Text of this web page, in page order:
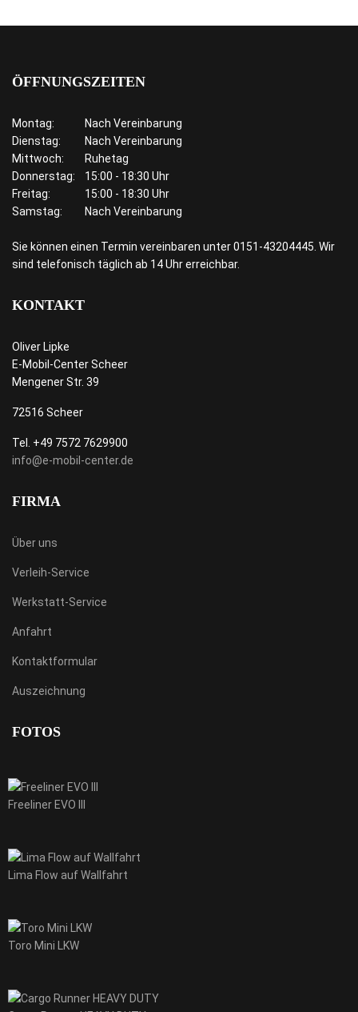
ÖFFNUNGSZEITEN
Montag:
Nach Vereinbarung
Dienstag:
Nach Vereinbarung
Mittwoch:
Ruhetag
Donnerstag: 15:00 - 18:30 Uhr
Freitag:
15:00 - 18:30 Uhr
Samstag:
Nach Vereinbarung
Sie können einen Termin vereinbaren unter 0151-43204445. Wir
sind telefonisch täglich ab 14 Uhr erreichbar.
KONTAKT
Oliver Lipke
E-Mobil-Center Scheer
Mengener Str. 39
72516 Scheer
Tel. +49 7572 7629900
info@e-mobil-center.de
FIRMA
Über uns
Verleih-Service
Werkstatt-Service
Anfahrt
Kontaktformular
Auszeichnung
FOTOS
Freeliner EVO III
Lima Flow auf Wallfahrt
Toro Mini LKW